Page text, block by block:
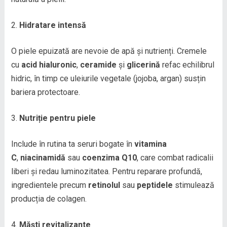
Hidratare intensă
O piele epuizată are nevoie de apă și nutrienți. Cremele
cu acid hialuronic, ceramide și glicerină refac echilibrul
hidric, în timp ce uleiurile vegetale (jojoba, argan) susțin
bariera protectoare.
Nutriție pentru piele
Include în rutina ta seruri bogate în vitamina
C, niacinamidă sau coenzima Q10, care combat radicalii
liberi și redau luminozitatea. Pentru reparare profundă,
ingredientele precum retinolulsau peptidele stimulează
producția de colagen.
Măști revitalizante